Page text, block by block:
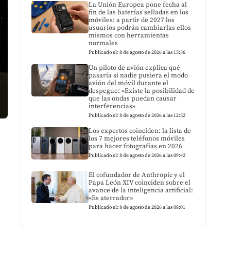
La Unión Europea pone fecha al
fin de las baterías selladas en los
móviles: a partir de 2027 los
usuarios podrán cambiarlas ellos
mismos con herramientas
normales
Publicado el: 8 de agosto de 2026 a las 15:36
Un piloto de avión explica qué
pasaría si nadie pusiera el modo
avión del móvil durante el
despegue: «Existe la posibilidad de
que las ondas puedan causar
interferencias»
Publicado el: 8 de agosto de 2026 a las 12:52
Los expertos coinciden: la lista de
los 7 mejores teléfonos móviles
para hacer fotografías en 2026
Publicado el: 8 de agosto de 2026 a las 09:42
El cofundador de Anthropic y el
Papa León XIV coinciden sobre el
avance de la inteligencia artificial:
«Es aterrador»
Publicado el: 8 de agosto de 2026 a las 08:01